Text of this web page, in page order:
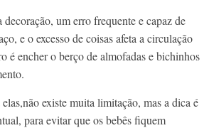
um erro frequente e capaz de
e o excesso de coisas afeta a circulação
é encher o berço de almofadas e bichinhos
existe muita limitação, mas a dica é
para evitar que os bebês fiquem